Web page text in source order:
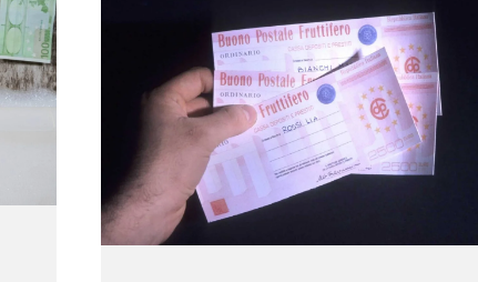
sezioni della rassegna riguardano le novità
nella disciplina internazionale e
nazionale, e forniscono informazioni su
eventuali consultazioni pubbliche e
su pronunce di particolare
rilevanza emesse nell’esercizio
dell’attività giurisdizionale. In questo
numero l’approfondimento è dedicato, in
particolare: alla recente normativa della